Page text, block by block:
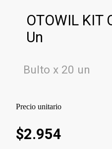
OTOWIL KIT
Un
Bulto x 20 un
Precio unitario
$2.954